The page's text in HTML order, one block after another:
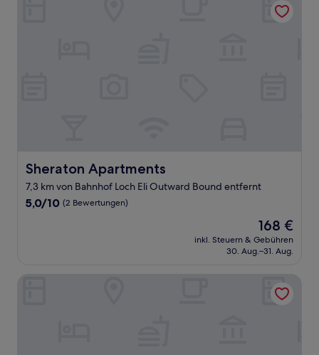
Sheraton Apartments
Sheraton Apartments
7,3 km von Bahnhof Loch Eli Outward Bound entfernt
5.0
5,0/10 (2 Bewertungen)
Der
Preis
beträgt
168 €
inkl. Steuern & Gebühren
30. Aug.–31. Aug.